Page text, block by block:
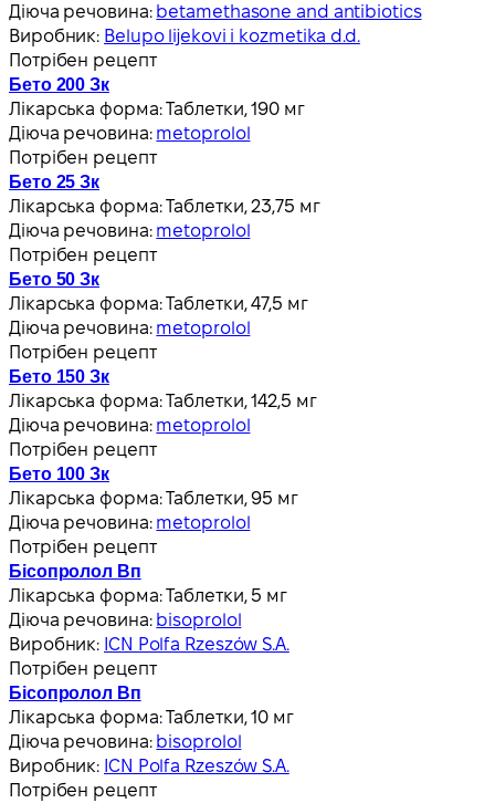
Діюча речовина: betamethasone and antibiotics
Виробник: Belupo lijekovi i kozmetika d.d.
Потрібен рецепт
Бето 200 Зк
Лікарська форма:Таблетки, 190 мг
Діюча речовина: metoprolol
Потрібен рецепт
Бето 25 Зк
Лікарська форма:Таблетки, 23,75 мг
Діюча речовина: metoprolol
Потрібен рецепт
Бето 50 Зк
Лікарська форма:Таблетки, 47,5 мг
Діюча речовина: metoprolol
Потрібен рецепт
Бето 150 Зк
Лікарська форма:Таблетки, 142,5 мг
Діюча речовина: metoprolol
Потрібен рецепт
Бето 100 Зк
Лікарська форма:Таблетки, 95 мг
Діюча речовина: metoprolol
Потрібен рецепт
Бісопролол Вп
Лікарська форма:Таблетки, 5 мг
Діюча речовина: bisoprolol
Виробник: ICN Polfa Rzeszów S.A.
Потрібен рецепт
Бісопролол Вп
Лікарська форма:Таблетки, 10 мг
Діюча речовина: bisoprolol
Виробник: ICN Polfa Rzeszów S.A.
Потрібен рецепт